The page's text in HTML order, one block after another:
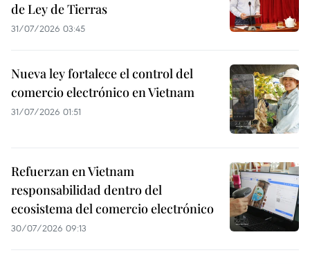
de Ley de Tierras
31/07/2026 03:45
Nueva ley fortalece el control del
comercio electrónico en Vietnam
31/07/2026 01:51
Refuerzan en Vietnam
responsabilidad dentro del
ecosistema del comercio electrónico
30/07/2026 09:13